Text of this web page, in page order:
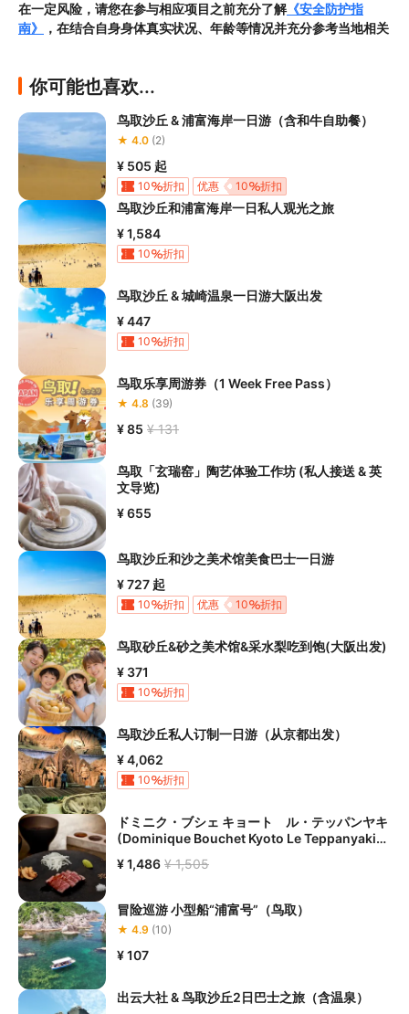
在一定风险，请您在参与相应项目之前充分了解《安全防护指
南》
，在结合自身身体真实状况、年龄等情况并充分参考当地相关
米、大腿尺寸超过70厘米的游客参加本项目；
周岁但未满12周岁游客的身体躯干长度须达到45厘米且须在成人
陪同下参加本项目；
5.患有心脏病、高血压、肺部疾病、严重贫血、骨质疏松、关节
炎、肌肉软组织损伤或正处于疾病感染期的游客不得参加本项目；
6.若您在项目进行过程中感到不适或认为需要帮助的，请及时联系
项目工作人员，工作人员将会及时为您提供相应支持。如遇索道偶
然停车，请您不要惊慌，工作人员将会尽快为您排除故障，切勿轻
举妄动。为最大程度降低您在项目过程中受伤的风险，
议您按照个人具体情况购买相应的个人意外旅游保险。
你可能也喜欢...
鸟取沙丘 & 浦富海岸一日游（含和牛自助餐）
★ 4.0 (2)
¥ 505 起
10 折扣 10 折扣
优惠
鸟取沙丘和浦富海岸一日私人观光之旅
¥ 1,584
10 折扣
鸟取沙丘 & 城崎温泉一日游大阪出发
¥ 447
10 折扣
鸟取乐享周游券（1 Week Free Pass）
★ 4.8 (39)
¥ 85 ¥ 131
鸟取「玄瑞窑」陶艺体验工作坊 (私人接送 & 英
文导览)
¥ 655
鸟取沙丘和沙之美术馆美食巴士一日游
¥ 727 起
10 折扣 10 折扣
优惠
鸟取砂丘&砂之美术馆&采水梨吃到饱(大阪出发)
¥ 371
10 折扣
鸟取沙丘私人订制一日游（从京都出发）
¥ 4,062
10 折扣
ドミニク・ブシェ キョート ル・テッパンヤキ
(Dominique Bouchet Kyoto Le Teppanyaki)
¥ 1,486 ¥ 1,505
冒险巡游 小型船“浦富号”（鸟取）
★ 4.9 (10)
¥ 107
出云大社 & 鸟取沙丘2日巴士之旅（含温泉）